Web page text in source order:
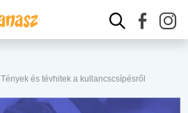
Tények és tévhitek a kullancscsípésről